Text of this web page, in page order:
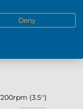
- 0 +
(3.5'')
Deny